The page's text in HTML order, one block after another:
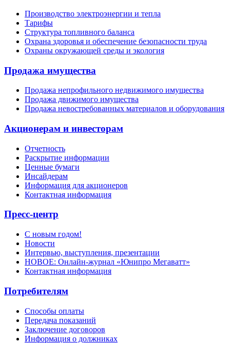
Производство электроэнергии и тепла
Тарифы
Структура топливного баланса
Охрана здоровья и обеспечение безопасности труда
Охраны окружающей среды и экология
Продажа имущества
Продажа непрофильного недвижимого имущества
Продажа движимого имущества
Продажа невостребованных материалов и оборудования
Акционерам и инвесторам
Отчетность
Раскрытие информации
Ценные бумаги
Инсайдерам
Информация для акционеров
Контактная информация
Пресс-центр
С новым годом!
Новости
Интервью, выступления, презентации
НОВОЕ: Онлайн-журнал «Юнипро Мегаватт»
Контактная информация
Потребителям
Способы оплаты
Передача показаний
Заключение договоров
Информация о должниках